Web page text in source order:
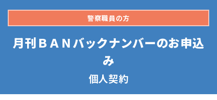
警察職員の方
月刊ＢＡＮバックナンバーのお申込
み
個人契約